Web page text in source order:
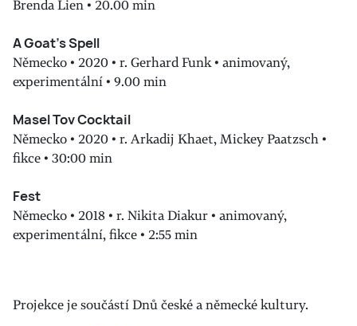
Brenda Lien • 20.00 min
A Goat’s Spell
Německo • 2020 • r. Gerhard Funk • animovaný,
experimentální • 9.00 min
Masel Tov Cocktail
Německo • 2020 • r. Arkadij Khaet, Mickey Paatzsch •
fikce • 30:00 min
Fest
Německo • 2018 • r. Nikita Diakur • animovaný,
experimentální, fikce • 2:55 min
Projekce je součástí Dnů české a německé kultury.